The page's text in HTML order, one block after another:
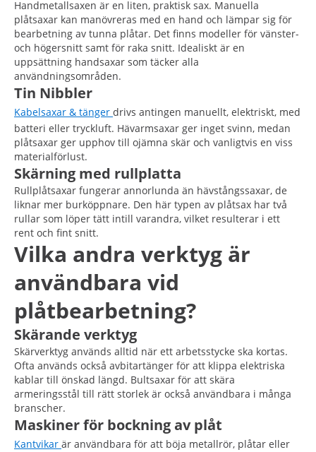
Handmetallsaxen är en liten, praktisk sax. Manuella
plåtsaxar kan manövreras med en hand och lämpar sig för
bearbetning av tunna plåtar. Det finns modeller för vänster-
och högersnitt samt för raka snitt. Idealiskt är en
uppsättning handsaxar som täcker alla
användningsområden.
Tin Nibbler
Kabelsaxar & tänger drivs antingen manuellt, elektriskt, med
batteri eller tryckluft. Hävarmsaxar ger inget svinn, medan
plåtsaxar ger upphov till ojämna skär och vanligtvis en viss
materialförlust.
Skärning med rullplatta
Rullplåtsaxar fungerar annorlunda än hävstångssaxar, de
liknar mer burköppnare. Den här typen av plåtsax har två
rullar som löper tätt intill varandra, vilket resulterar i ett
rent och fint snitt.
Vilka andra verktyg är
användbara vid
plåtbearbetning?
Skärande verktyg
Skärverktyg används alltid när ett arbetsstycke ska kortas.
Ofta används också avbitartänger för att klippa elektriska
kablar till önskad längd. Bultsaxar för att skära
armeringsstål till rätt storlek är också användbara i många
branscher.
Maskiner för bockning av plåt
Kantvikar är användbara för att böja metallrör, plåtar eller